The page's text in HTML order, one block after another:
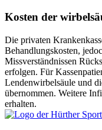
Kosten der
Die privaten
Behandlungskosten,
Missverständnissen
erfolgen. Für
Lendenwirbelsäule und
übernommen. Weitere
erhalten.